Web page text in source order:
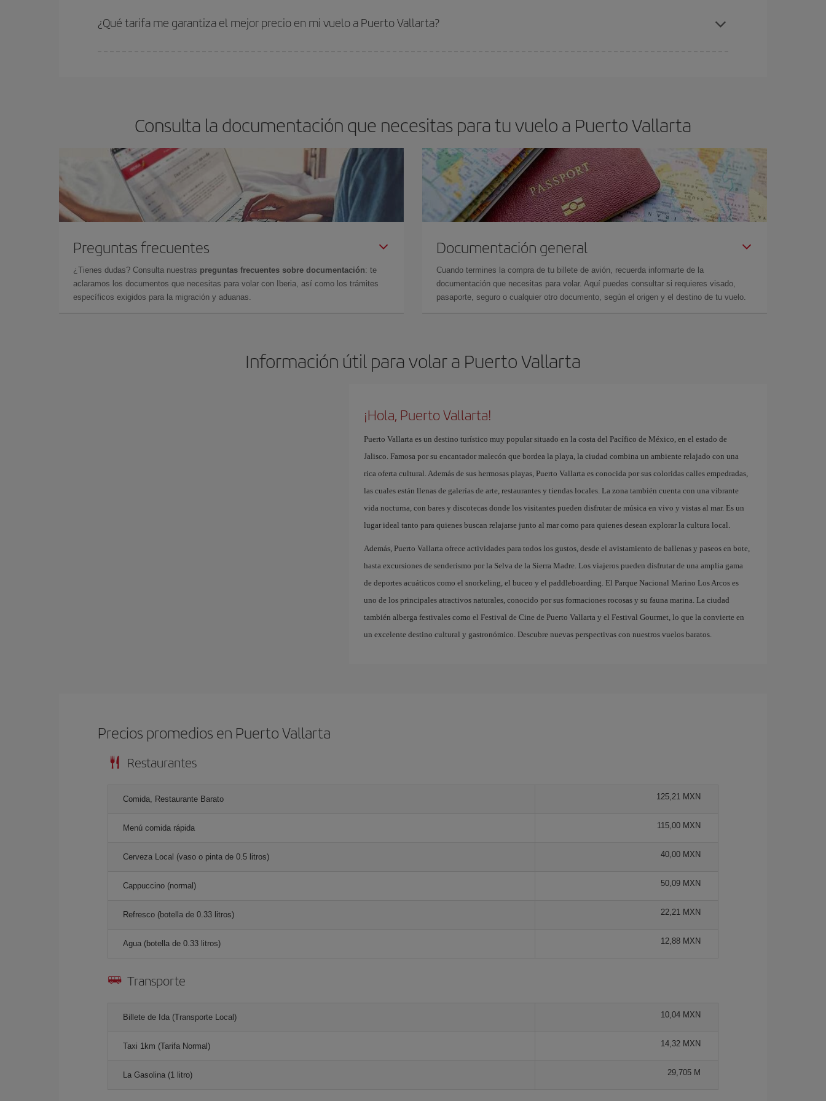
estén disponibles o se vayan agotando. Por eso, comprar con antelación es
fundamental para conseguir
¿Qué tarifa me garantiza el mejor precio en mi vuelo a Puerto Vallarta?
Consulta la documentación que necesitas para tu vuelo a Puerto Vallarta
Preguntas frecuentes
¿Tienes dudas? Consulta nuestras preguntas frecuentes sobre documentación: te
aclaramos los documentos que necesitas para volar con Iberia, así como los trámites
específicos exigidos para la migración y aduanas.
Documentación general
Cuando termines la compra de tu billete de avión, recuerda informarte de la
documentación que necesitas para volar. Aquí puedes consultar si requieres visado,
pasaporte, seguro o cualquier otro documento, según el origen y el destino de tu vuelo.
Información útil para volar a Puerto Vallarta
¡Hola, Puerto Vallarta!
Puerto Vallarta es un destino turístico muy popular situado en la costa del Pacífico de México, en el estado de
Jalisco. Famosa por su encantador malecón que bordea la playa, la ciudad combina un ambiente relajado con una
rica oferta cultural. Además de sus hermosas playas, Puerto Vallarta es conocida por sus coloridas calles empedradas,
las cuales están llenas de galerías de arte, restaurantes y tiendas locales. La zona también cuenta con una vibrante
vida nocturna, con bares y discotecas donde los visitantes pueden disfrutar de música en vivo y vistas al mar. Es un
lugar ideal tanto para quienes buscan relajarse junto al mar como para quienes desean explorar la cultura local.
Además, Puerto Vallarta ofrece actividades para todos los gustos, desde el avistamiento de ballenas y paseos en bote,
hasta excursiones de senderismo por la Selva de la Sierra Madre. Los viajeros pueden disfrutar de una amplia gama
de deportes acuáticos como el snorkeling, el buceo y el paddleboarding. El Parque Nacional Marino Los Arcos es
uno de los principales atractivos naturales, conocido por sus formaciones rocosas y su fauna marina. La ciudad
también alberga festivales como el Festival de Cine de Puerto Vallarta y el Festival Gourmet, lo que la convierte en
un excelente destino cultural y gastronómico. Descubre nuevas perspectivas con nuestros vuelos baratos.
Precios promedios en Puerto Vallarta
Restaurantes
Comida, Restaurante Barato 125,21 MXN
Menú comida rápida 115,00 MXN
Cerveza Local (vaso o pinta de 0.5 litros) 40,00 MXN
Cappuccino (normal) 50,09 MXN
Refresco (botella de 0.33 litros) 22,21 MXN
Agua (botella de 0.33 litros) 12,88 MXN
Transporte
Billete de Ida (Transporte Local) 10,04 MXN
Taxi 1km (Tarifa Normal) 14,32 MXN
La Gasolina (1 litro) 29,705 M